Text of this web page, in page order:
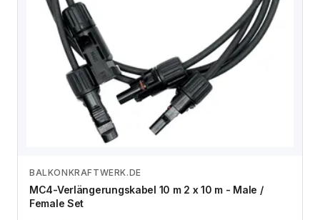
Zum Angebot
BALKONKRAFTWERK.DE
MC4-Verlängerungskabel 10 m 2 x 10 m - Male /
Female Set